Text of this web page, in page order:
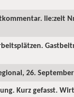
lie:zeit
26.
Kurz gefasst.